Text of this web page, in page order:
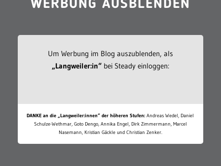
WERBUNG AUSBLENDEN
Um Werbung im Blog auszublenden, als
„Langweiler:in“bei Steady einloggen:
DANKE an die „Langweiler:innen“ der höheren Stufen: Andreas Wedel, Daniel
Schulze-Wethmar, Goto Dengo, Annika Engel, Dirk Zimmermann, Marcel
Nasemann, Kristian Gäckle und Christian Zenker.